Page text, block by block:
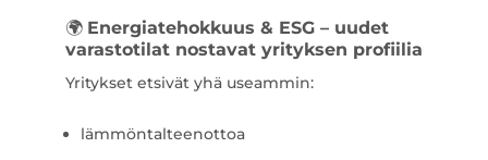
🌍 Energiatehokkuus & ESG – uudet
varastotilat nostavat yrityksen profiilia
Yritykset etsivät yhä useammin:
lämmöntalteenottoa